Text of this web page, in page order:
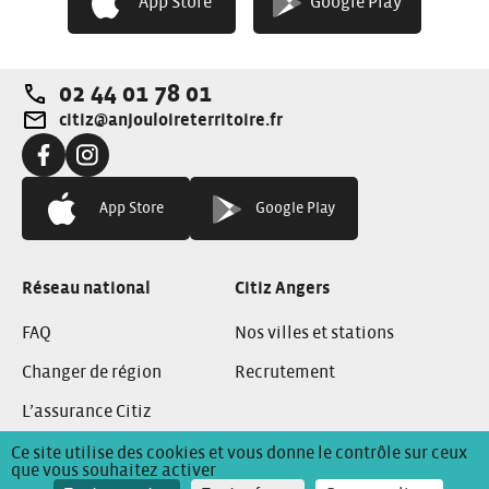
tous un service de véhicules en libre-service proche de
chez vous
Téléphone:
02 44 01 78 01
Adresse e-mail:
citiz@anjouloireterritoire.fr
Facebook:Instagram:
App Store Google Play
Réseau national
FAQ
Changer de région
L’assurance Citiz
Citiz Angers
Nos villes et stations
Recrutement
Conditions Générales de Location Mentions Légales
Ce site utilise des cookies et vous donne le contrôle sur ceux
que vous souhaitez activer